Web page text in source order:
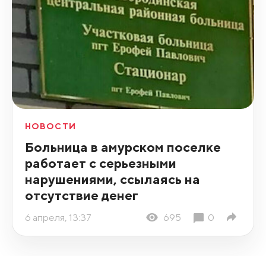
НОВОСТИ
Больница в амурском поселке
работает с серьезными
нарушениями, ссылаясь на
отсутствие денег
6 апреля, 13:37 695 0